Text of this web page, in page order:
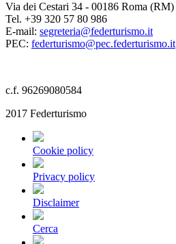
Via dei Cestari 34 - 00186 Roma (RM)
Tel. +39 320 57 80 986
E-mail: segreteria@federturismo.it
PEC: federturismo@pec.federturismo.it
c.f. 96269080584
2017 Federturismo
Cookie policy
Privacy policy
Disclaimer
Cerca